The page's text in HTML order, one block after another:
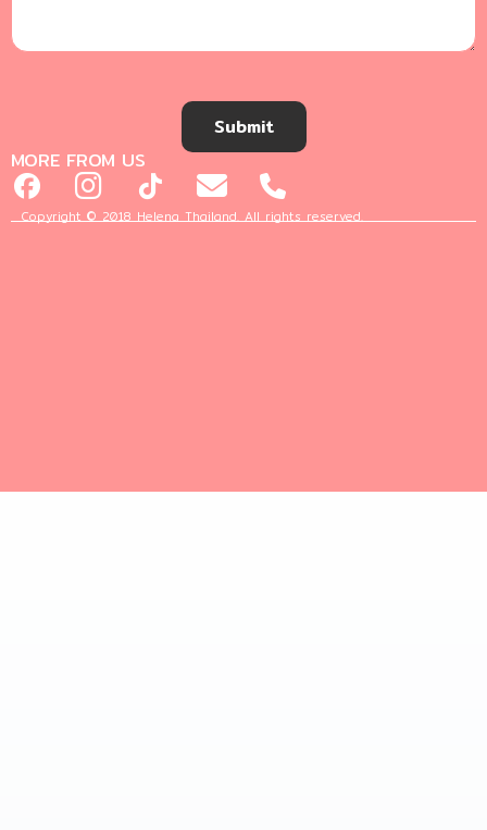
Submit
MORE FROM US
Copyright © 2018 Helena Thailand. All rights reserved.